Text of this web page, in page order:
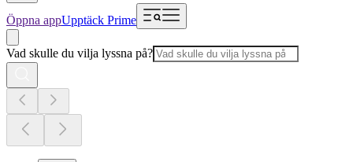
Öppna appUpptäck Prime
Vad skulle du vilja lyssna på?